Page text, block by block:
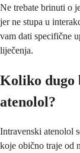
Ne trebate brinuti o
jer ne stupa u
vam dati specifične
liječenja.
Koliko dugo
atenolol?
Intravenski atenolol
koje obično traje od